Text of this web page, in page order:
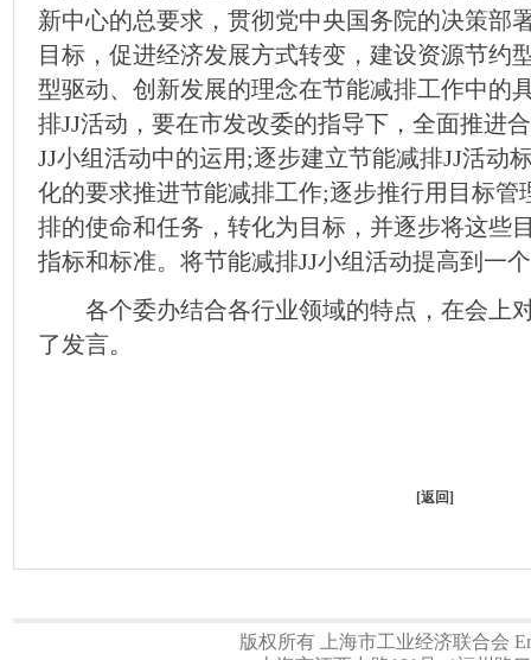
新中心的总要求，贯彻党中央国务院的决策部
目标，促进经济发展方式转变，建设资源节约
型驱动、创新发展的理念在节能减排工作中的
排JJ活动，要在市发改委的指导下，全面推进
JJ小组活动中的运用;逐步建立节能减排JJ活动
化的要求推进节能减排工作;逐步推行用目标管
排的使命和任务，转化为目标，并逐步将这些
指标和标准。将节能减排JJ小组活动提高到一
各个委办结合各行业领域的特点，在会上对
了发言。
[返回]
版权所有 上海市工业经济联合会